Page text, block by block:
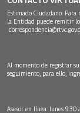
Estimado Ciudadano: Para
la Entidad puede remitir
Al momento de registrar
seguimiento, para ello,
Asesor en línea: lunes 9:30